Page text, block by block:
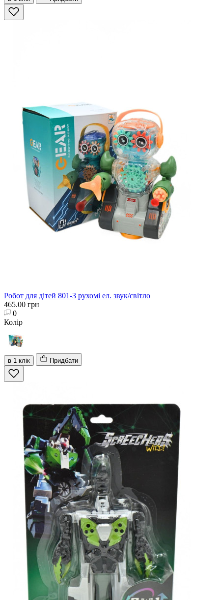
Робот для дітей 801-3 рухомі ел. звук/світло
465.00 грн
0
Колір
в 1 клік Придбати